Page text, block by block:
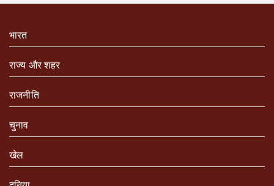
भारत
राज्य और शहर
राजनीति
चुनाव
खेल